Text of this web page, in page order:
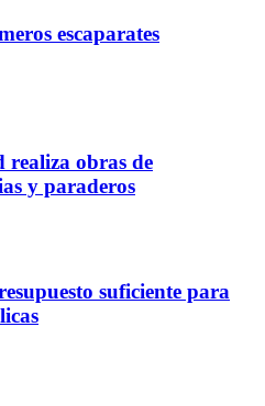
escaparates
realiza obras de
y paraderos
suficiente para